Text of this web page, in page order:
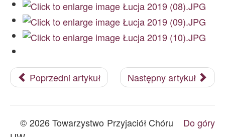
Poprzedni artykuł Następny artykuł
Do góry
© 2026 Towarzystwo Przyjaciół Chóru